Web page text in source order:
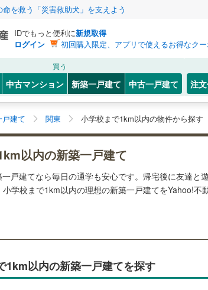
命を救う「災害救助犬」を支えよう
IDでもっと便利に新規取得
ログイン
初回購入限定、アプリで使えるお得なク
買う
中古マンション 新築一戸建て 中古一戸建て 注
戸建て 関東 小学校まで1km以内の物件から探す
以内の新築一戸建て
戸建てなら毎日の通学も安心です。帰宅後に友達と
学校まで1km以内の理想の新築一戸建てをYahoo!不
1km以内の新築一戸建てを探す